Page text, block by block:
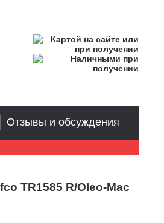
TR1585 R/Oleo-Mac
Отзывы и обсуждения